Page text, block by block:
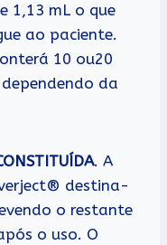
1,13 mL o que
ao paciente.
10 ou20
da
. A
destina-
o restante
o uso. O